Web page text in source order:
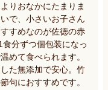
りおなかにたまりま
で、小さいお子さん
すめなのが佐徳の赤
分ずつ個包装になっ
めて食べられます。
た無添加で安心。竹
句におすすめです。